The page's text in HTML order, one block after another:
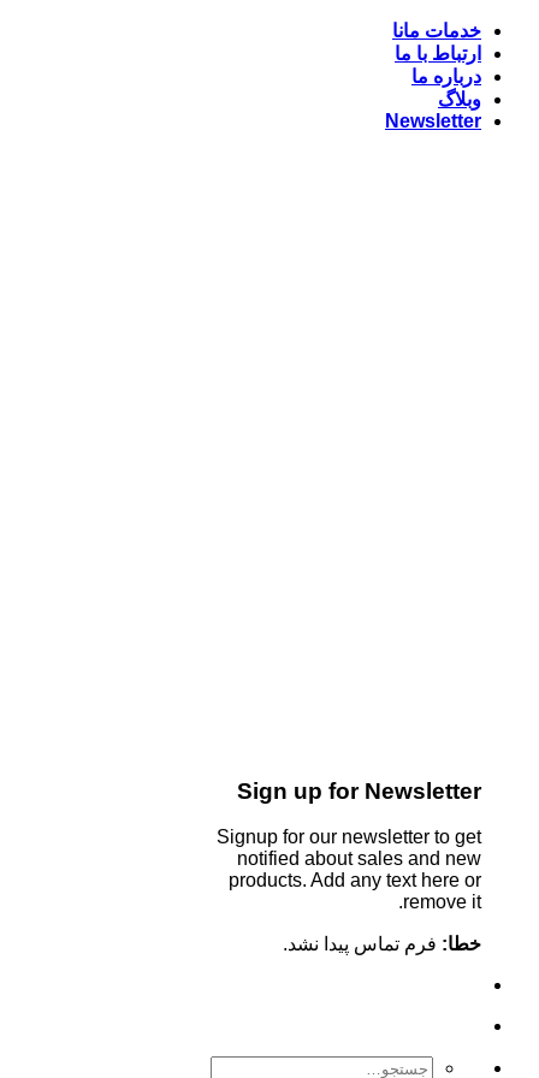
Skip
content
خدمات مانا
ارتباط با ما
درباره ما
وبلاگ
Newsletter
Sign up for Newsletter
Signup for our newsletter to get
notified about sales and new
products. Add any text here or
remove it.
خطا: فرم تماس پیدا نشد.
جستجو